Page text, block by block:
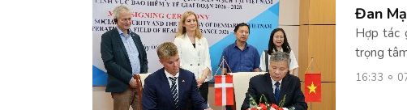
Đan
Hợp tác
trọng
16:33